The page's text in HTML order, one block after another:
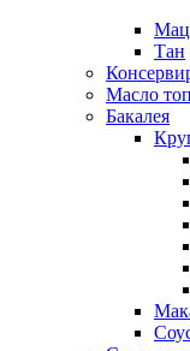
Тан
Масло
Бакалея